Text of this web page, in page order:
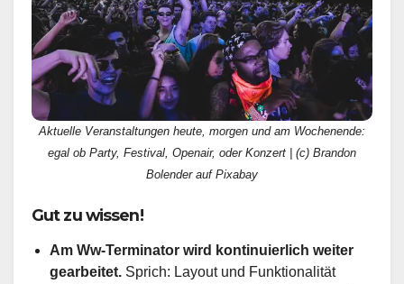
Aktuelle Veranstaltungen heute, morgen und am Wochenende:
egal ob Party, Festival, Openair, oder Konzert | (c) Brandon
Bolender auf Pixabay
Gut zu wissen!
Am Ww-Terminator wird kontinuierlich weiter
gearbeitet. Sprich: Layout und Funktionalität